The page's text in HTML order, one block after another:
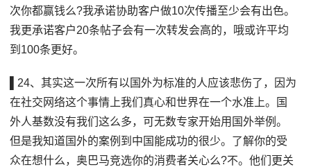
次你都赢钱么?我承诺协助客户做10次传播至少会有出色。
我更承诺客户20条帖子会有一次转发会高的，哦或许平均
到100条更好。
▌24、其实这一次所有以国外为标准的人应该悲伤了，因为
在社交网络这个事情上我们真心和世界在一个水准上。国
外人基数没有我们这么多，可无数专家开始用国外举例。
但是我知道国外的案例到中国能成功的很少。了解你的受
众在想什么，奥巴马竞选你的消费者关心么?不。他们更关